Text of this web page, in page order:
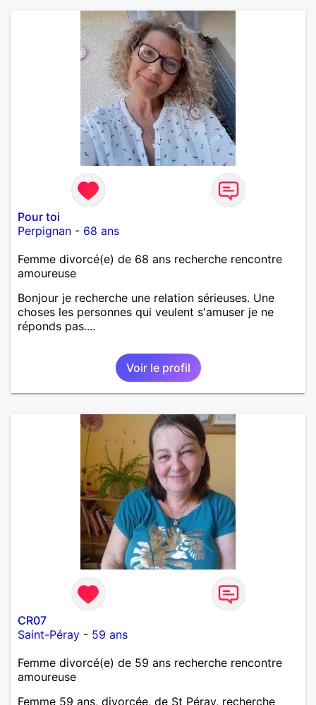
Pour toi
Perpignan - 68 ans
Femme divorcé(e) de 68 ans recherche rencontre
amoureuse
Bonjour je recherche une relation sérieuses. Une
choses les personnes qui veulent s'amuser je ne
réponds pas....
Voir le profil
CR07
Saint-Péray - 59 ans
Femme divorcé(e) de 59 ans recherche rencontre
amoureuse
Femme 59 ans, divorcée, de St Péray, recherche